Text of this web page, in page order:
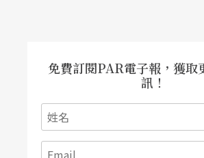
免費訂閱PAR電子報，獲取
訊！